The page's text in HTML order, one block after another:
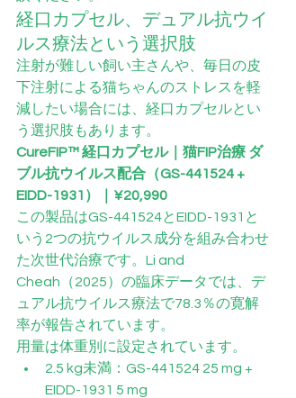
経口カプセル、デュアル抗ウイ
ルス療法という選択肢
注射が難しい飼い主さんや、毎日の皮
下注射による猫ちゃんのストレスを軽
減したい場合には、経口カプセルとい
う選択肢もあります。
CureFIP™ 経口カプセル｜猫FIP治療 ダ
ブル抗ウイルス配合（GS-441524 +
EIDD-1931）｜¥20,990
この製品はGS-441524とEIDD-1931と
いう2つの抗ウイルス成分を組み合わせ
た次世代治療です。Li and
Cheah（2025）の臨床データでは、デ
ュアル抗ウイルス療法で78.3％の寛解
率が報告されています。
用量は体重別に設定されています。
2.5 kg未満：GS-441524 25 mg +
EIDD-1931 5 mg